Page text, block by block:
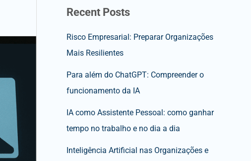
Recent Posts
Risco Empresarial: Preparar Organizações
Mais Resilientes
Para além do ChatGPT: Compreender o
funcionamento da IA
IA como Assistente Pessoal: como ganhar
tempo no trabalho e no dia a dia
Inteligência Artificial nas Organizações e